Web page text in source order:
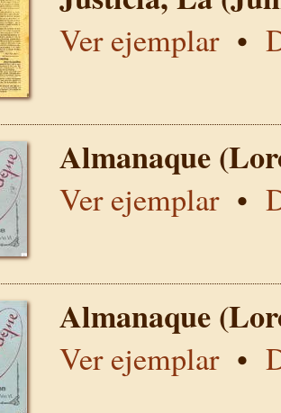
Ver ejemplar•
Almanaque
Ver ejemplar•
Almanaque
Ver ejemplar•